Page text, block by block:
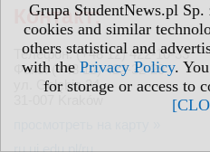
Grupa StudentNews.pl
cookies and similar
others statistical and
with the Privacy Policy.
for storage or access to
Контакт:
Телефон: (+48 12) 422-10-33
Факс: (+48 12) 422-32-29
ул. Gołębia 24
31-007 Kraków
ru.uj.edu.pl/ru